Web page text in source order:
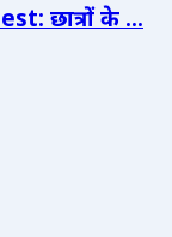
छात्रों के ...